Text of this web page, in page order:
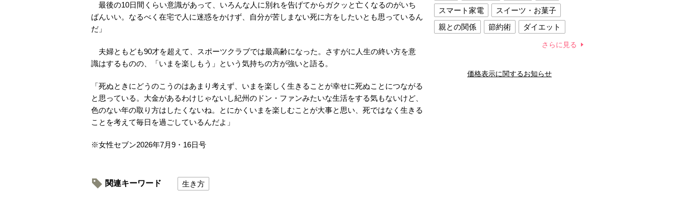
最後の10日間くらい意識があって、いろんな人に別れを告げてからガクッと亡くなるのがいち
ばんいい。なるべく在宅で人に迷惑をかけず、自分が苦しまない死に方をしたいとも思っているん
だ」
夫婦ともども90才を超えて、スポーツクラブでは最高齢になった。さすがに人生の終い方を意
識はするものの、「いまを楽しもう」という気持ちの方が強いと語る。
「死ぬときにどうのこうのはあまり考えず、いまを楽しく生きることが幸せに死ぬことにつながる
と思っている。大金があるわけじゃないし紀州のドン・ファンみたいな生活をする気もないけど、
色のない年の取り方はしたくないね。とにかくいまを楽しむことが大事と思い、死ではなく生きる
ことを考えて毎日を過ごしているんだよ」
※女性セブン2026年7月9・16日号
関連キーワード 生き方
スマート家電
スイーツ・お菓子
親との関係
節約術
ダイエット
夫との関係
新津春子 どか食い
さらに見る
価格表示に関するお知らせ